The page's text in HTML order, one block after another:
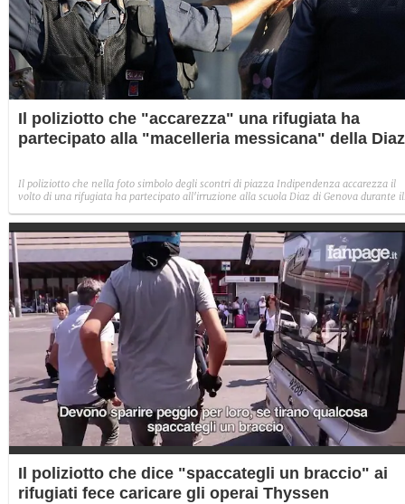
Il poliziotto che "accarezza" una rifugiata ha
partecipato alla "macelleria messicana" della Diaz
Il poliziotto che nella foto simbolo degli scontri di piazza Indipendenza accarezza il
volto di una rifugiata ha partecipato all'irruzione alla scuola Diaz di Genova durante il
Tempo.
Il poliziotto che dice "spaccategli un braccio" ai
rifugiati fece caricare gli operai Thyssen